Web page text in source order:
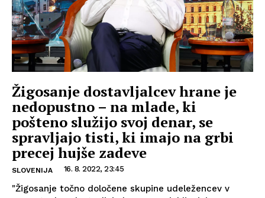
Žigosanje dostavljalcev hrane je
nedopustno – na mlade, ki
pošteno služijo svoj denar, se
spravljajo tisti, ki imajo na grbi
precej hujše zadeve
SLOVENIJA 16. 8. 2022, 23:45
"Žigosanje točno določene skupine udeležencev v